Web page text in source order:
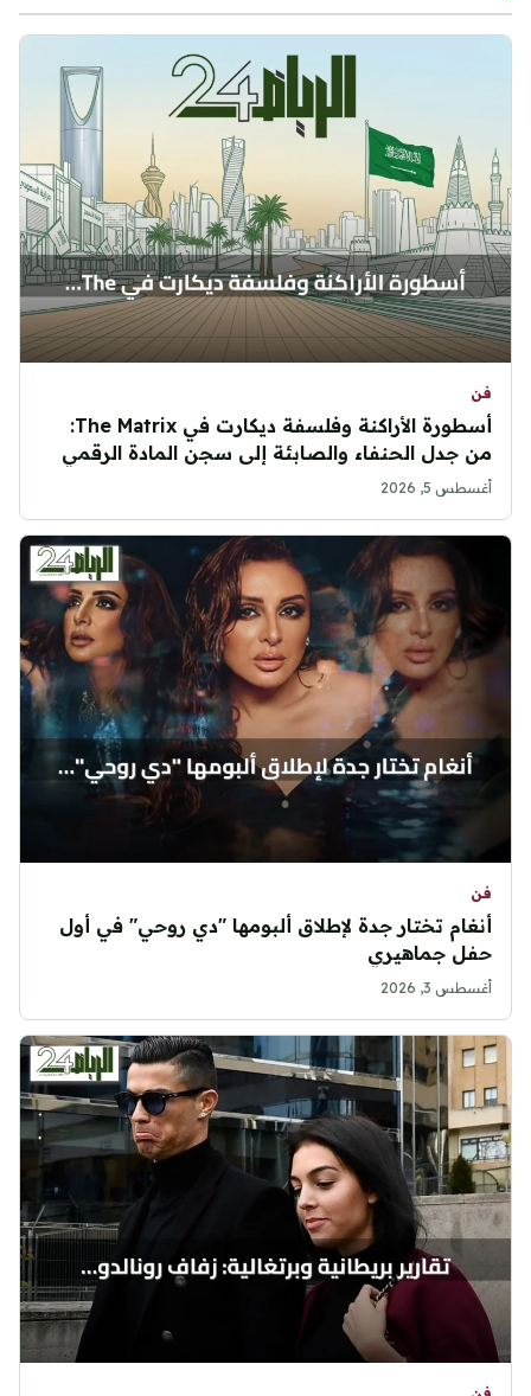
فن
أسطورة الأراكنة وفلسفة ديكارت في The Matrix:
من جدل الحنفاء والصابئة إلى سجن المادة الرقمي
أغسطس 5, 2026
فن
أنغام تختار جدة لإطلاق ألبومها "دي روحي" في أول
حفل جماهيري
أغسطس 3, 2026